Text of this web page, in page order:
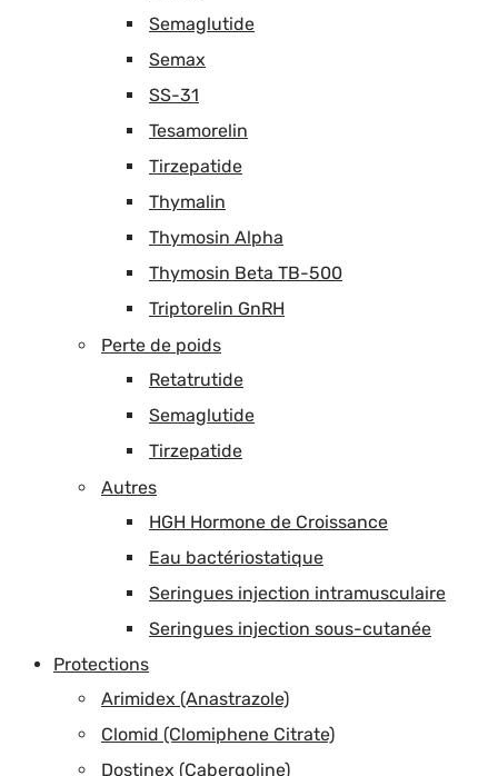
Semaglutide
Semax
SS-31
Tesamorelin
Tirzepatide
Thymalin
Thymosin Alpha
Thymosin Beta TB-500
Triptorelin GnRH
Perte de poids
Retatrutide
Semaglutide
Tirzepatide
Autres
HGH Hormone de Croissance
Eau bactériostatique
Seringues injection intramusculaire
Seringues injection sous-cutanée
Protections
Arimidex (Anastrazole)
Clomid (Clomiphene Citrate)
Dostinex (Cabergoline)